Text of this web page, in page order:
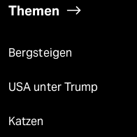
Themen
Bergsteigen
USA unter Trump
Katzen